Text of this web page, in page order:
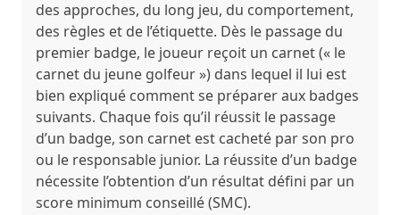
des approches, du long jeu, du comportement,
des règles et de l’étiquette. Dès le passage du
premier badge, le joueur reçoit un carnet (« le
carnet du jeune golfeur ») dans lequel il lui est
bien expliqué comment se préparer aux badges
suivants. Chaque fois qu’il réussit le passage
d’un badge, son carnet est cacheté par son pro
ou le responsable junior. La réussite d’un badge
nécessite l’obtention d’un résultat défini par un
score minimum conseillé (SMC).